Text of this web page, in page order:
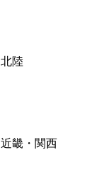
北陸
近畿・関西